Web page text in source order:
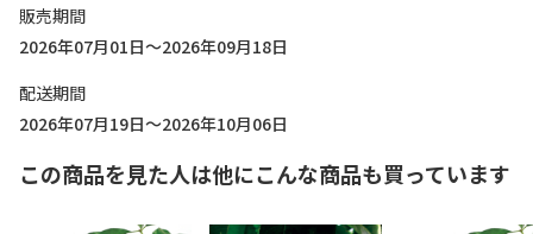
販売期間
2026年07月01日～2026年09月18日
配送期間
2026年07月19日～2026年10月06日
この商品を見た人は他にこんな商品も買っています